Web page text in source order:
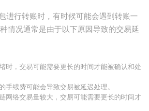
进行转账时，有时候可能会遇到转账一
情况通常是由于以下原因导致的交易延
时，交易可能需要更长的时间才能被确认和处
手续费可能会导致交易被延迟处理。
网络交易量较大，交易可能需要更长的时间才